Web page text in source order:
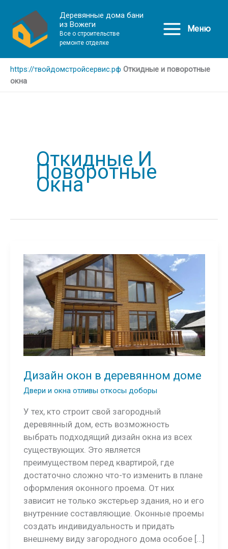
Деревянные дома бани
из Вожеги
Все о строительстве
ремонте отделке
Меню
https://твойдомстройсервис.рф Откидные и поворотные
окна
Откидные И
Поворотные
Окна
Дизайн окон в деревянном доме
Двери и окна отливы откосы доборы
У тех, кто строит свой загородный
деревянный дом, есть возможность
выбрать подходящий дизайн окна из всех
существующих. Это является
преимуществом перед квартирой, где
достаточно сложно что-то изменить в плане
оформления оконного проема. От них
зависит не только экстерьер здания, но и его
внутренние составляющие. Оконные проемы
создать индивидуальность и придать
внешнему виду загородного дома особое […]